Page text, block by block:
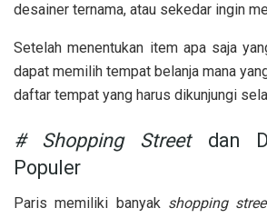
desainer ternama, atau sekedar ingin
Setelah menentukan item apa saja
dapat memilih tempat belanja mana
daftar tempat yang harus dikunjungi
# Shopping Streetdan
Populer
Paris memiliki banyak shopping